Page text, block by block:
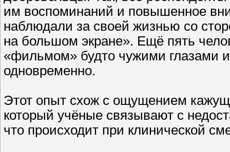
им воспоминаний и повышенное
наблюдали за своей жизнью со
на большом экране». Ещё пять
«фильмом» будто чужими глазами
одновременно.
Этот опыт схож с ощущением
который учёные связывают с
что происходит при клинической